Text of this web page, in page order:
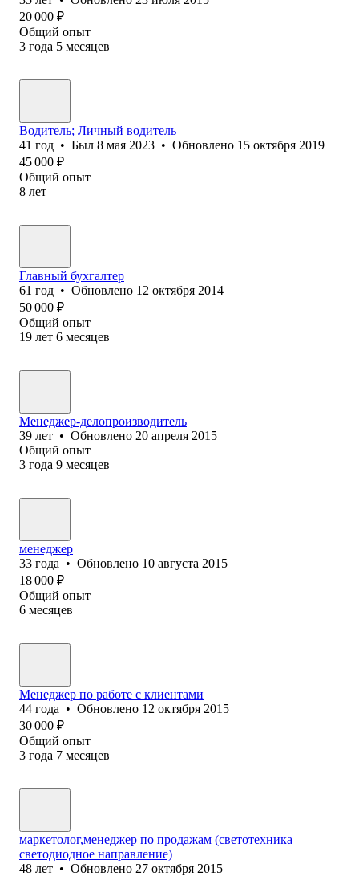
20 000 ₽
Общий опыт
3 года 5 месяцев
Водитель; Личный водитель
41 год • Был 8 мая 2023 • Обновлено 15 октября 2019
45 000 ₽
Общий опыт
8 лет
Главный бухгалтер
61 год • Обновлено 12 октября 2014
50 000 ₽
Общий опыт
19 лет 6 месяцев
Менеджер-делопроизводитель
39 лет • Обновлено 20 апреля 2015
Общий опыт
3 года 9 месяцев
менеджер
33 года • Обновлено 10 августа 2015
18 000 ₽
Общий опыт
6 месяцев
Менеджер по работе с клиентами
44 года • Обновлено 12 октября 2015
30 000 ₽
Общий опыт
3 года 7 месяцев
маркетолог,менеджер по продажам (светотехника
светодиодное направление)
48 лет • Обновлено 27 октября 2015